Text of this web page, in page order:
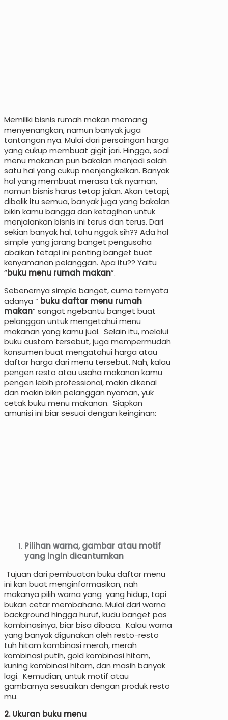
Memiliki bisnis rumah makan memang
menyenangkan, namun banyak juga
tantangan nya. Mulai dari persaingan harga
yang cukup membuat gigit jari. Hingga, soal
menu makanan pun bakalan menjadi salah
satu hal yang cukup menjengkelkan. Banyak
hal yang membuat merasa tak nyaman,
namun bisnis harus tetap jalan. Akan tetapi,
dibalik itu semua, banyak juga yang bakalan
bikin kamu bangga dan ketagihan untuk
menjalankan bisnis ini terus dan terus. Dari
sekian banyak hal, tahu nggak sih?? Ada hal
simple yang jarang banget pengusaha
abaikan tetapi ini penting banget buat
kenyamanan pelanggan. Apa itu?? Yaitu
“buku menu rumah makan”.
Sebenernya simple banget, cuma ternyata
adanya “ buku daftar menu rumah
makan” sangat ngebantu banget buat
pelanggan untuk mengetahui menu
makanan yang kamu jual. Selain itu, melalui
buku custom tersebut, juga mempermudah
konsumen buat mengatahui harga atau
daftar harga dari menu tersebut. Nah, kalau
pengen resto atau usaha makanan kamu
pengen lebih professional, makin dikenal
dan makin bikin pelanggan nyaman, yuk
cetak buku menu makanan. Siapkan
amunisi ini biar sesuai dengan keinginan:
Pilihan warna, gambar atau motif
yang ingin dicantumkan
Tujuan dari pembuatan buku daftar menu
ini kan buat menginformasikan, nah
makanya pilih warna yang yang hidup, tapi
bukan cetar membahana. Mulai dari warna
background hingga huruf, kudu banget pas
kombinasinya, biar bisa dibaca. Kalau warna
yang banyak digunakan oleh resto-resto
tuh hitam kombinasi merah, merah
kombinasi putih, gold kombinasi hitam,
kuning kombinasi hitam, dan masih banyak
lagi. Kemudian, untuk motif atau
gambarnya sesuaikan dengan produk resto
mu.
2. Ukuran buku menu